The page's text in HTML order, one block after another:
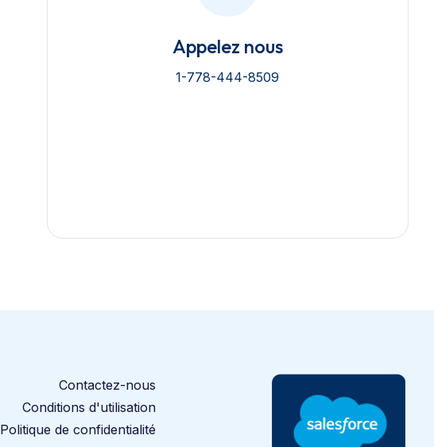
Appelez nous
1-778-444-8509
Contactez-nous
Conditions d'utilisation
Politique de confidentialité